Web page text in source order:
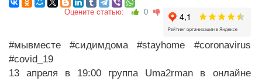
Оцените статью: 0
#мывместе #сидимдома #stayhome #coronavirus
#covid_19
13 апреля в 19:00 группа Uma2rman в онлайне